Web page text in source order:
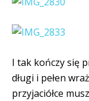
I tak kończy się
długi i pełen
przyjaciółce